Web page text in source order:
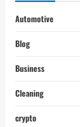
Automotive
Blog
Business
Cleaning
crypto